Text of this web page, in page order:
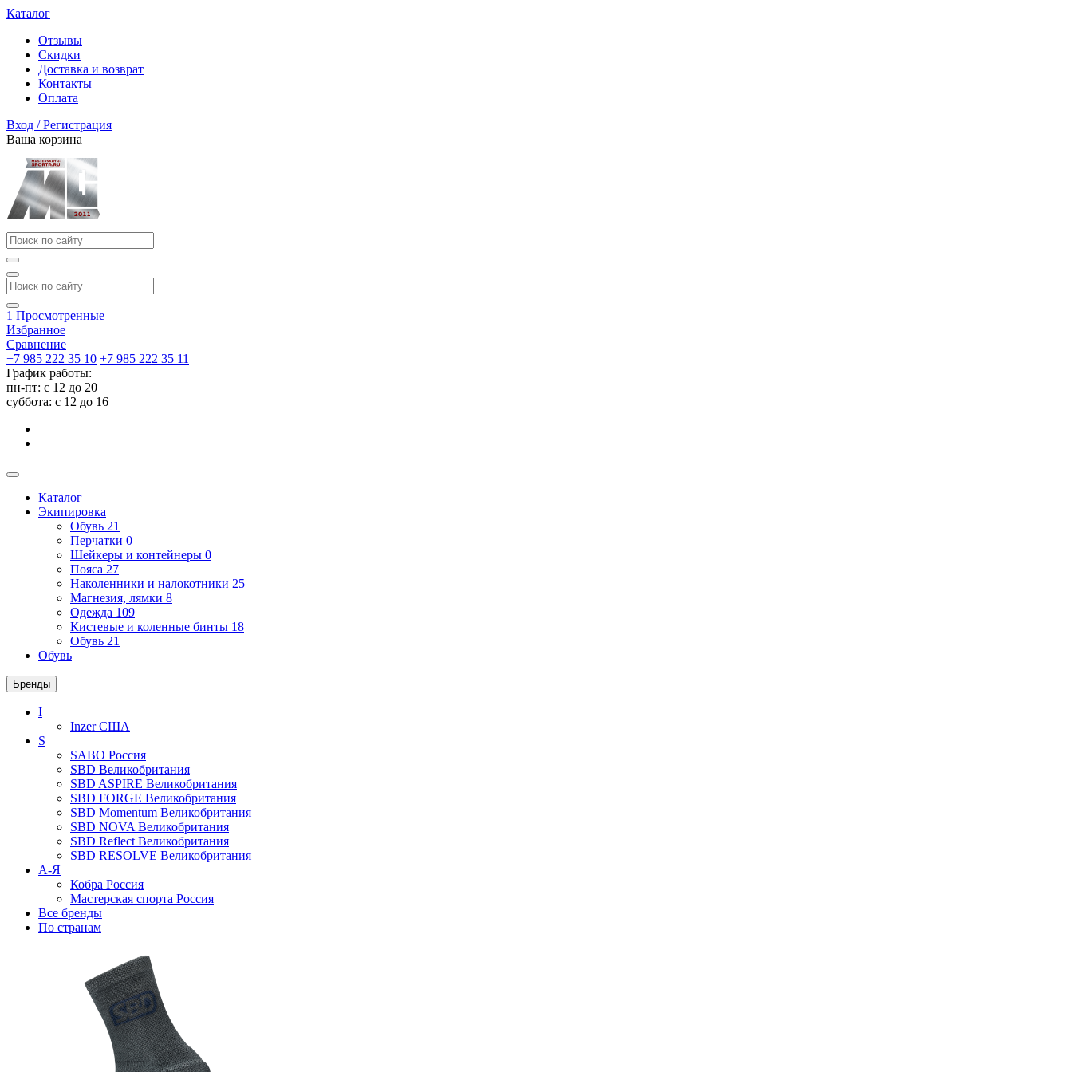
Каталог
Отзывы
Скидки
Доставка и возврат
Контакты
Оплата
Вход / Регистрация
Ваша корзина
1 Просмотренные
Избранное
Сравнение
+7 985 222 35 10 +7 985 222 35 11
График работы:
пн-пт: с 12 до 20
суббота: c 12 до 16
Каталог
Экипировка
Обувь 21
Перчатки 0
Шейкеры и контейнеры 0
Пояса 27
Наколенники и налокотники 25
Магнезия, лямки 8
Одежда 109
Кистевые и коленные бинты 18
Обувь 21
Обувь
Бренды
I
InzerСША
S
SABO Россия
SBD Великобритания
SBD ASPIRE Великобритания
SBD FORGE Великобритания
SBD Momentum Великобритания
SBD NOVA Великобритания
SBD Reflect Великобритания
SBD RESOLVE Великобритания
А-Я
Кобра Россия
Мастерская спорта Россия
Все бренды
По странам